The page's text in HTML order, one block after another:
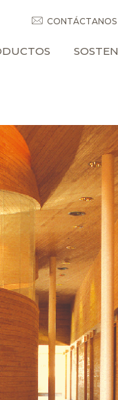
CONTÁCTANOS